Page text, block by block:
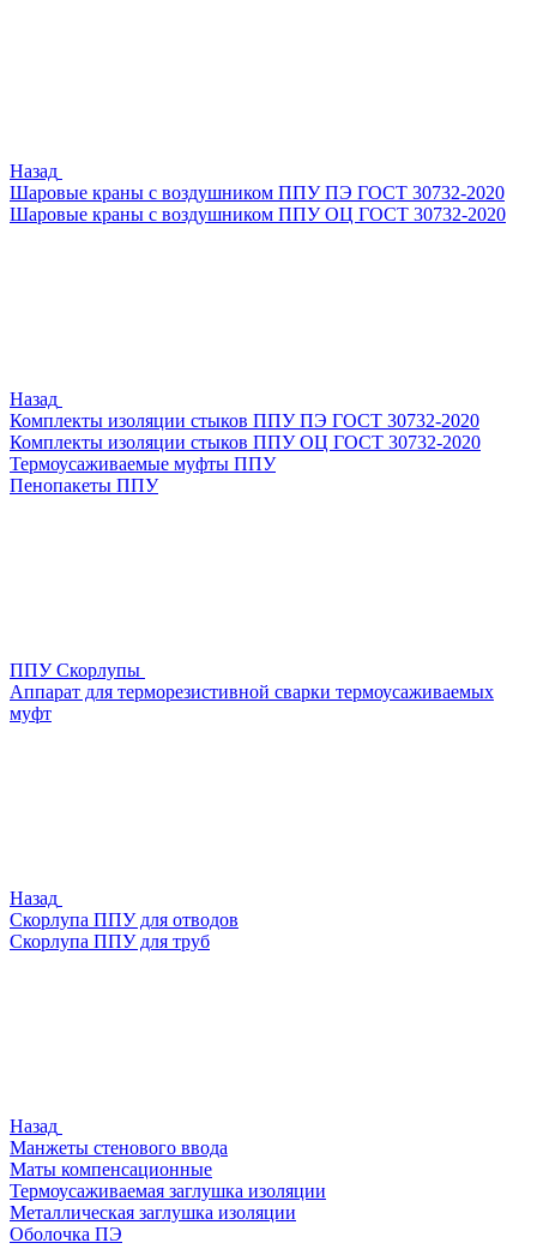
Назад
Шаровые краны с воздушником ППУ ПЭ ГОСТ 30732-2020
Шаровые краны с воздушником ППУ ОЦ ГОСТ 30732-2020
Назад
Комплекты изоляции стыков ППУ ПЭ ГОСТ 30732-2020
Комплекты изоляции стыков ППУ ОЦ ГОСТ 30732-2020
Термоусаживаемые муфты ППУ
Пенопакеты ППУ
ППУ Скорлупы
Аппарат для терморезистивной сварки термоусаживаемых
муфт
Назад
Скорлупа ППУ для отводов
Скорлупа ППУ для труб
Назад
Манжеты стенового ввода
Маты компенсационные
Термоусаживаемая заглушка изоляции
Металлическая заглушка изоляции
Оболочка ПЭ